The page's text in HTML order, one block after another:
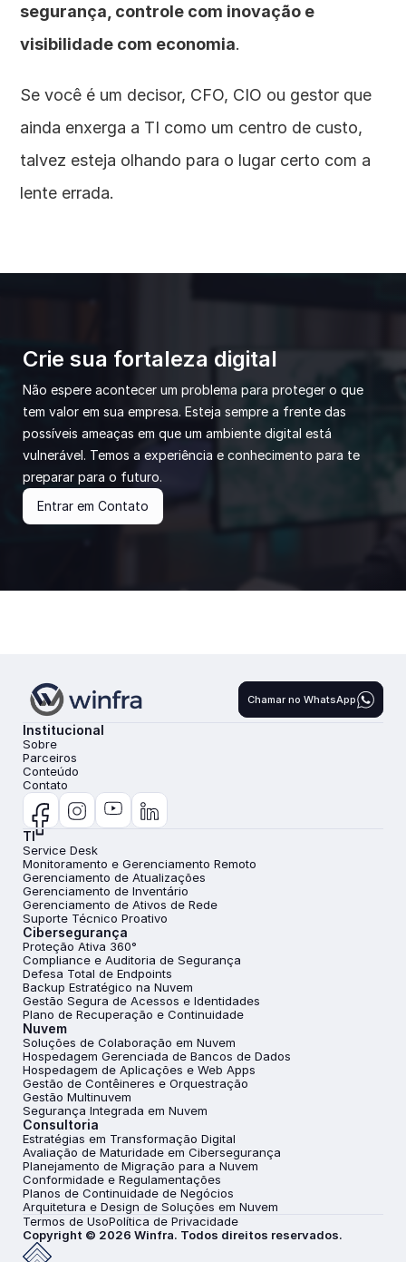
segurança, controle com inovação e
visibilidade com economia.
Se você é um decisor, CFO, CIO ou gestor que
ainda enxerga a TI como um centro de custo,
talvez esteja olhando para o lugar certo com a
lente errada.
Crie sua fortaleza digital
Não espere acontecer um problema para proteger o que
tem valor em sua empresa. Esteja sempre a frente das
possíveis ameaças em que um ambiente digital está
vulnerável. Temos a experiência e conhecimento para te
preparar para o futuro.
Entrar em Contato
Chamar no WhatsApp
Institucional
Sobre
Parceiros
Conteúdo
Contato
TI
Service Desk
Monitoramento e Gerenciamento Remoto
Gerenciamento de Atualizações
Gerenciamento de Inventário
Gerenciamento de Ativos de Rede
Suporte Técnico Proativo
Cibersegurança
Proteção Ativa 360°
Compliance e Auditoria de Segurança
Defesa Total de Endpoints
Backup Estratégico na Nuvem
Gestão Segura de Acessos e Identidades
Plano de Recuperação e Continuidade
Nuvem
Soluções de Colaboração em Nuvem
Hospedagem Gerenciada de Bancos de Dados
Hospedagem de Aplicações e Web Apps
Gestão de Contêineres e Orquestração
Gestão Multinuvem
Segurança Integrada em Nuvem
Consultoria
Estratégias em Transformação Digital
Avaliação de Maturidade em Cibersegurança
Planejamento de Migração para a Nuvem
Conformidade e Regulamentações
Planos de Continuidade de Negócios
Arquitetura e Design de Soluções em Nuvem
Termos de UsoPolítica de Privacidade
Copyright © 2026 Winfra. Todos direitos reservados.